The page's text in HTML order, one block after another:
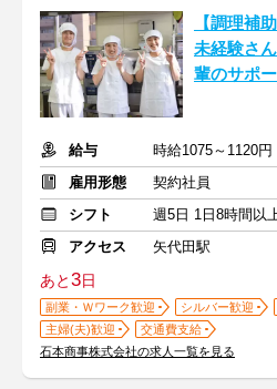
【調理補
未経験さ
輩のサポ
給与
時給1075～1120
雇用形態
契約社員
シフト
週5日 1日8時間以
アクセス
矢代田駅
あと3日
副業・Ｗワーク歓迎 シルバー歓迎
主婦(夫)歓迎
交通費支給
石本商事株式会社の求人一覧を見る